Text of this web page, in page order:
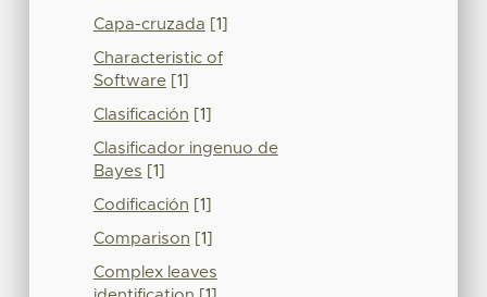
Capa-cruzada [1]
Characteristic of
Software[1]
Clasificación [1]
Clasificador ingenuo de
Bayes [1]
Codificación [1]
Comparison [1]
Complex leaves